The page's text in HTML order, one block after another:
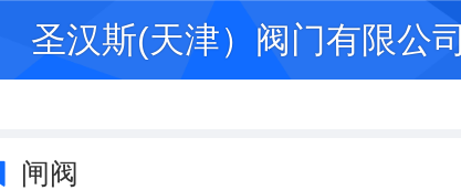
圣汉斯(天津）阀门有限公司
闸阀